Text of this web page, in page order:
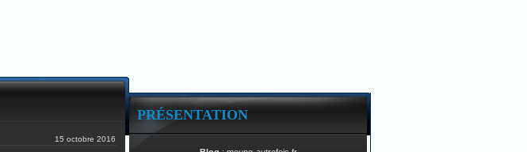
15 octobre 2016
PRÉSENTATION